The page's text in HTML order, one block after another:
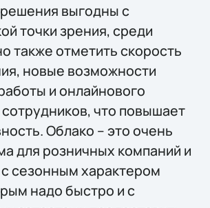
выгодны с
точки зрения, среди
также отметить скорость
новые возможности
и онлайнового
что повышает
Облако – это очень
для розничных компаний и
сезонным характером
надо быстро и с